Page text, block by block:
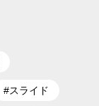
#スライド